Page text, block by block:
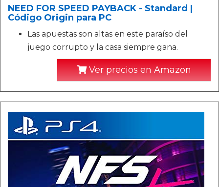
NEED FOR SPEED PAYBACK - Standard |
Código Origin para PC
Las apuestas son altas en este paraíso del
juego corrupto y la casa siempre gana.
Ver precios en Amazon